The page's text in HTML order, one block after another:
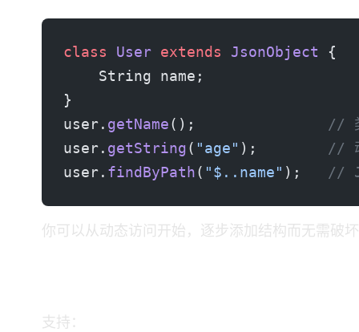
class User extends JsonObject {
    String name;
}
user. getName(); //
user. getString( "age" ); //
user. findByPath( "$..name" ); //
你可以从动态访问开始，逐步添加结构 —— 而无需破坏
SJF4J 支持：